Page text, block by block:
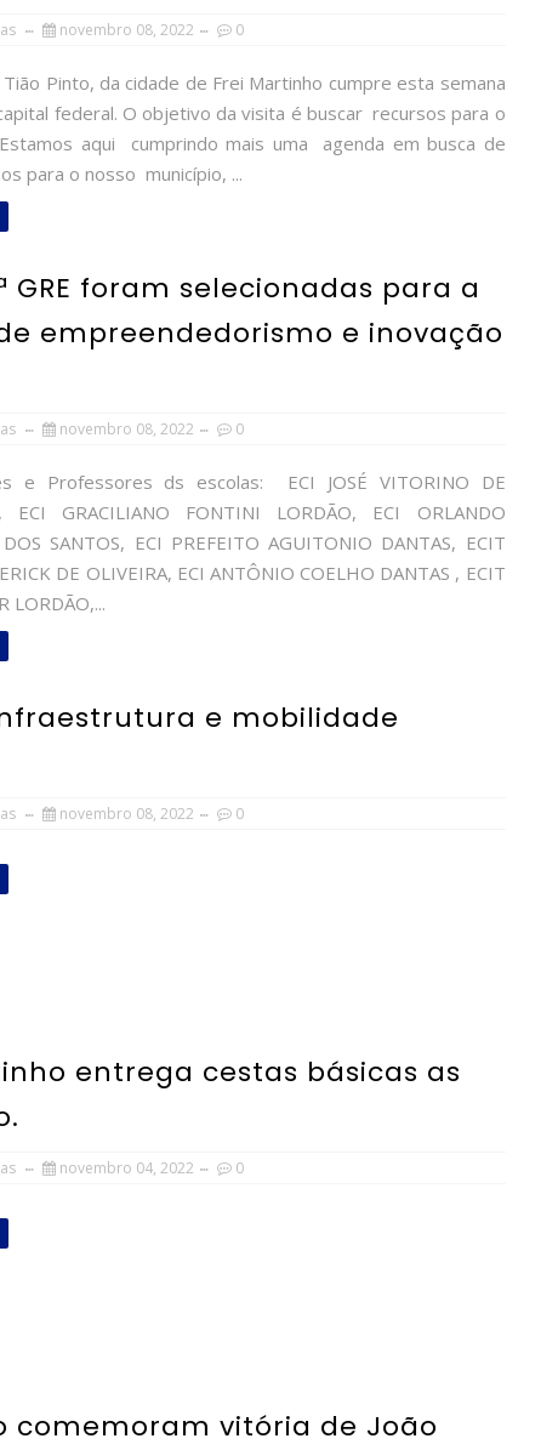
novembro 08, 2022 0
Pinto, da cidade de Frei Martinho cumpre esta semana
federal. O objetivo da visita é buscar recursos para o
aqui cumprindo mais uma agenda em busca de
para o nosso município, ...
GRE foram selecionadas para a
empreendedorismo e inovação
novembro 08, 2022 0
e Professores ds escolas: ECI JOSÉ VITORINO DE
ECI GRACILIANO FONTINI LORDÃO, ECI ORLANDO
SANTOS, ECI PREFEITO AGUITONIO DANTAS, ECIT
DE OLIVEIRA, ECI ANTÔNIO COELHO DANTAS , ECIT
LORDÃO,...
e mobilidade
novembro 08, 2022 0
entrega cestas básicas as
novembro 04, 2022 0
comemoram vitória de João